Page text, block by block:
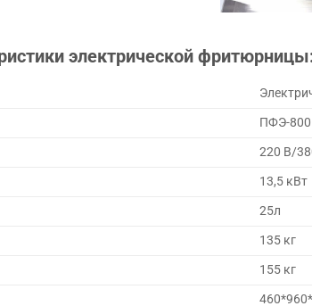
электрической
ПФЭ-800
220 В/
13,5 кВт
25л
135 кг
155 кг